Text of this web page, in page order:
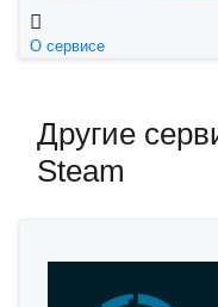
О сервисе
Другие
Steam